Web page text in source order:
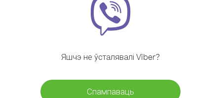
Яшчэ не ўсталявалі Viber?
Спампаваць